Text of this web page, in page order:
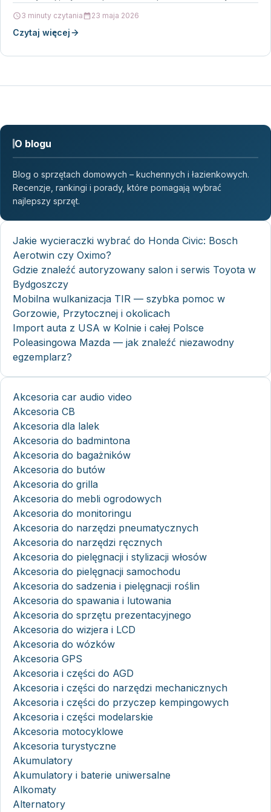
3 minuty czytania 23 maja 2026
Czytaj więcej
O blogu
Blog o sprzętach domowych – kuchennych i łazienkowych.
Recenzje, rankingi i porady, które pomagają wybrać
najlepszy sprzęt.
Jakie wycieraczki wybrać do Honda Civic: Bosch
Aerotwin czy Oximo?
Gdzie znaleźć autoryzowany salon i serwis Toyota w
Bydgoszczy
Mobilna wulkanizacja TIR — szybka pomoc w
Gorzowie, Przytocznej i okolicach
Import auta z USA w Kolnie i całej Polsce
Poleasingowa Mazda — jak znaleźć niezawodny
egzemplarz?
Akcesoria car audio video
Akcesoria CB
Akcesoria dla lalek
Akcesoria do badmintona
Akcesoria do bagażników
Akcesoria do butów
Akcesoria do grilla
Akcesoria do mebli ogrodowych
Akcesoria do monitoringu
Akcesoria do narzędzi pneumatycznych
Akcesoria do narzędzi ręcznych
Akcesoria do pielęgnacji i stylizacji włosów
Akcesoria do pielęgnacji samochodu
Akcesoria do sadzenia i pielęgnacji roślin
Akcesoria do spawania i lutowania
Akcesoria do sprzętu prezentacyjnego
Akcesoria do wizjera i LCD
Akcesoria do wózków
Akcesoria GPS
Akcesoria i części do AGD
Akcesoria i części do narzędzi mechanicznych
Akcesoria i części do przyczep kempingowych
Akcesoria i części modelarskie
Akcesoria motocyklowe
Akcesoria turystyczne
Akumulatory
Akumulatory i baterie uniwersalne
Alkomaty
Alternatory